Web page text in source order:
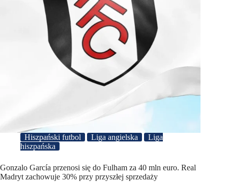
Hiszpański futbol Liga angielska
Liga
hiszpańska
Gonzalo García przenosi się do Fulham za 40 mln euro. Real
Madryt zachowuje 30% przy przyszłej sprzedaży